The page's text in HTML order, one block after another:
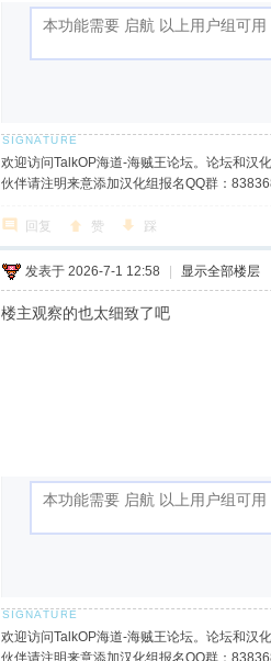
欢迎访问TalkOP海道-海贼王论坛。论坛和汉
伙伴请注明来意添加汉化组报名QQ群：
回复 赞 踩
发表于 2026-7-1 12:58 显示全部楼层
楼主观察的也太细致了吧
欢迎访问TalkOP海道-海贼王论坛。论坛和汉
伙伴请注明来意添加汉化组报名QQ群：